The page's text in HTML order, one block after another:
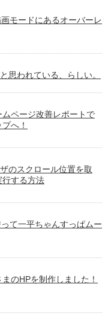
モードにあるオーバーレ
思われている、らしい。
ムページ改善レポートで
へ！
のスクロール位置を取
行する方法
て一平ちゃんすっぱムー
のHPを制作しました！